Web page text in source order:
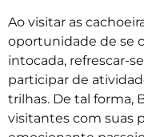
Ao visitar as
oportunidade de se
intocada, refrescar-
participar de
trilhas. De tal forma,
visitantes com suas